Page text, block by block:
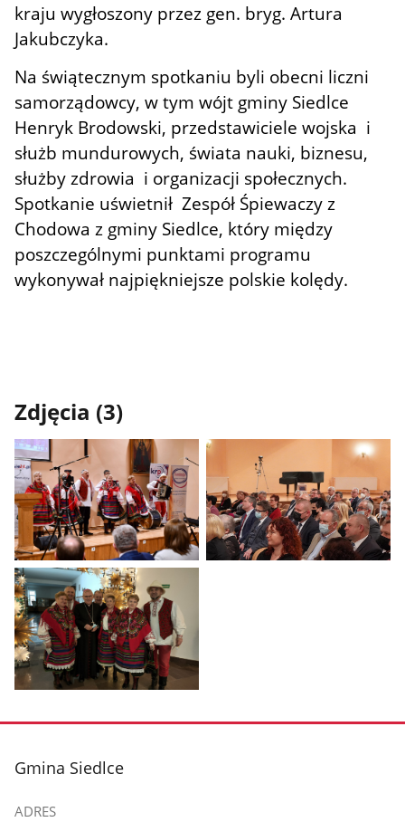
kraju wygłoszony przez gen. bryg. Artura
Jakubczyka.
Na świątecznym spotkaniu byli obecni liczni
samorządowcy, w tym wójt gminy Siedlce
Henryk Brodowski, przedstawiciele wojska i
służb mundurowych, świata nauki, biznesu,
służby zdrowia i organizacji społecznych.
Spotkanie uświetnił Zespół Śpiewaczy z
Chodowa z gminy Siedlce, który między
poszczególnymi punktami programu
wykonywał najpiękniejsze polskie kolędy.
Zdjęcia (3)
Pokaż
zdjęcie
1
z
galerii.
galerii.
stopka
Gmina Siedlce
ADRES